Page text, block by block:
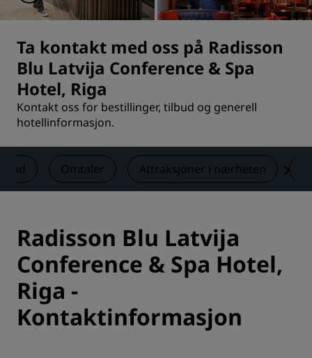
Ta kontakt med oss på Radisson
Blu Latvija Conference & Spa
Hotel, Riga
Kontakt oss for bestillinger, tilbud og generell
hotellinformasjon.
Omtaler Attraksjoner i nærheten
Radisson Blu Latvija
Conference & Spa Hotel,
Riga -
Kontaktinformasjon